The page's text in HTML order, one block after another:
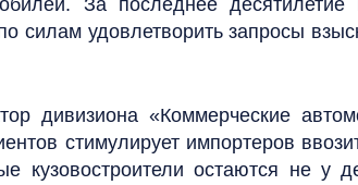
За последнее десятилетие
удовлетворить запросы
дивизиона «Коммерческие
стимулирует импортеров
кузовостроители остаются не у